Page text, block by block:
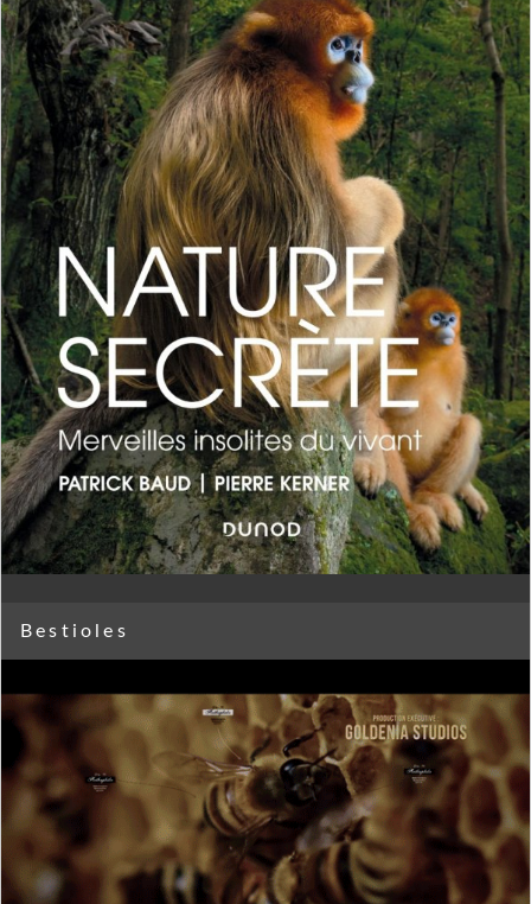
Bestioles